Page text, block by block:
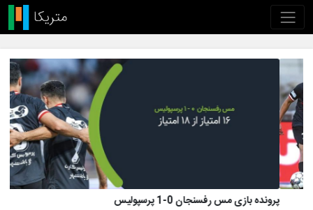
پرونده بازی تراکتور 1 (8)-(7) 1 پرسپولیس